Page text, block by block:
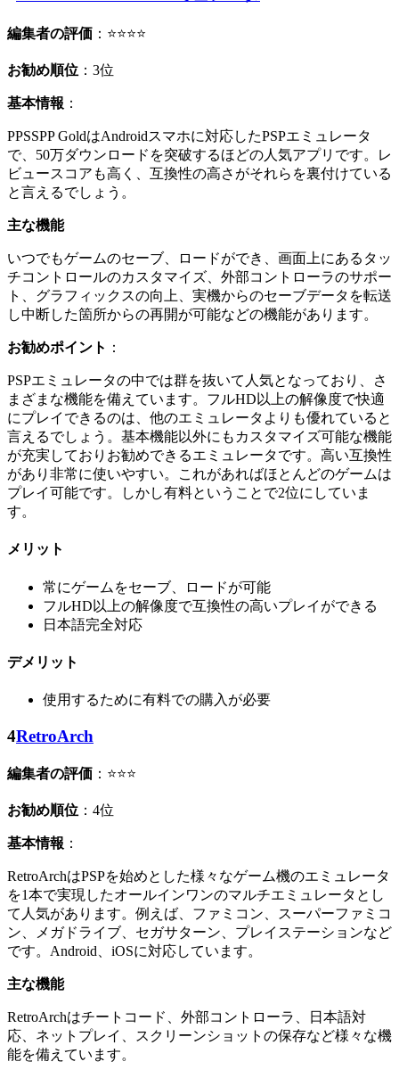
編集者の評価 ：⭐⭐⭐⭐
お勧め順位 ：3位
基本情報 ：
PPSSPP GoldはAndroidスマホに対応したPSPエミュレータ
で、50万ダウンロードを突破するほどの人気アプリです。レ
ビュースコアも高く、互換性の高さがそれらを裏付けている
と言えるでしょう。
主な機能
いつでもゲームのセーブ、ロードができ、画面上にあるタッ
チコントロールのカスタマイズ、外部コントローラのサポー
ト、グラフィックスの向上、実機からのセーブデータを転送
し中断した箇所からの再開が可能などの機能があります。
お勧めポイント ：
PSPエミュレータの中では群を抜いて人気となっており、さ
まざまな機能を備えています。フルHD以上の解像度で快適
にプレイできるのは、他のエミュレータよりも優れていると
言えるでしょう。基本機能以外にもカスタマイズ可能な機能
が充実しておりお勧めできるエミュレータです。高い互換性
があり非常に使いやすい。これがあればほとんどのゲームは
プレイ可能です。しかし有料ということで2位にしていま
す。
メリット
常にゲームをセーブ、ロードが可能
フルHD以上の解像度で互換性の高いプレイができる
日本語完全対応
デメリット
使用するために有料での購入が必要
4RetroArch
編集者の評価 ：⭐⭐⭐
お勧め順位 ：4位
基本情報 ：
RetroArchはPSPを始めとした様々なゲーム機のエミュレータ
を1本で実現したオールインワンのマルチエミュレータとし
て人気があります。例えば、ファミコン、スーパーファミコ
ン、メガドライブ、セガサターン、プレイステーションなど
です。Android、iOSに対応しています。
主な機能
RetroArchはチートコード、外部コントローラ、日本語対
応、ネットプレイ、スクリーンショットの保存など様々な機
能を備えています。